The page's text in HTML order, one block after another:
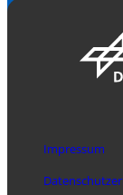
Impressum